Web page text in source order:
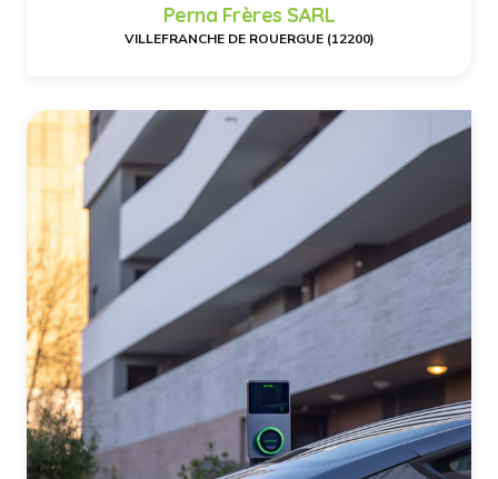
Perna Frères SARL
VILLEFRANCHE DE ROUERGUE (12200)